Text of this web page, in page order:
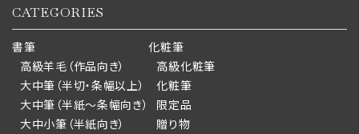
CATEGORIES
書筆
高級羊毛（作品向き）
大中筆（半切・条幅以上）
大中筆（半紙～条幅向き）
大中小筆（半紙向き）
化粧筆
高級化粧筆
化粧筆
限定品
贈り物